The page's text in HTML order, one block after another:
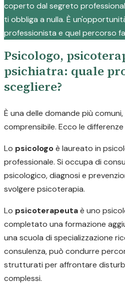
coperto dal segreto
ti obbliga a nulla. È
professionista e quel percorso
Psicologo,
psichiatra: quale
scegliere?
È una delle domande più
comprensibile. Ecco le
Lo psicologoè laureato in
professionale. Si occupa di
psicologico, diagnosi e
svolgere psicoterapia.
Lo psicoterapeutaè uno
completato una formazione
una scuola di specializzazione
consulenza, può condurre
strutturati per affrontare
complessi.